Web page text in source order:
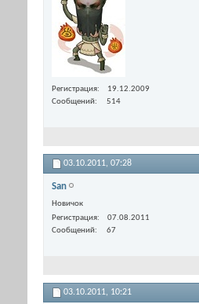
Регистрация
19.12.2009
Сообщений
514
03.10.2011, 07:28
San
Новичок
Регистрация
07.08.2011
Сообщений
67
03.10.2011, 10:21